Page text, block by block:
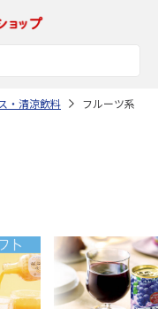
・清涼飲料 フルーツ系